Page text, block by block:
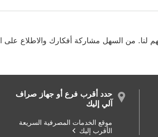
لنا. من السهل مشاركة أفكارك والاطلاع على
حدد أقرب فرع أو جهاز صراف
آلي إليك
موقع الخدمات المصرفية السريعة
الأقرب إليك